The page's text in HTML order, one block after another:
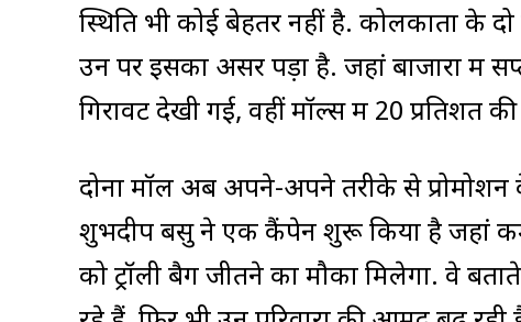
स्थिति भी कोई बेहतर नहीं है. कोलकाता के
उन पर इसका असर पड़ा है. जहां बाजारों में
गिरावट देखी गई, वहीं मॉल्स में 20 प्रतिशत
दोनों मॉल अब अपने-अपने तरीके से
शुभदीप बसु ने एक कैंपेन शुरू किया है जहां
को ट्रॉली बैग जीतने का मौका मिलेगा. वे